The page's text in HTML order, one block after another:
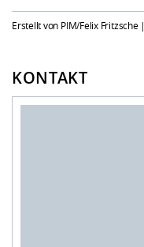
Erstellt von PIM/Felix Fritzsche |
KONTAKT